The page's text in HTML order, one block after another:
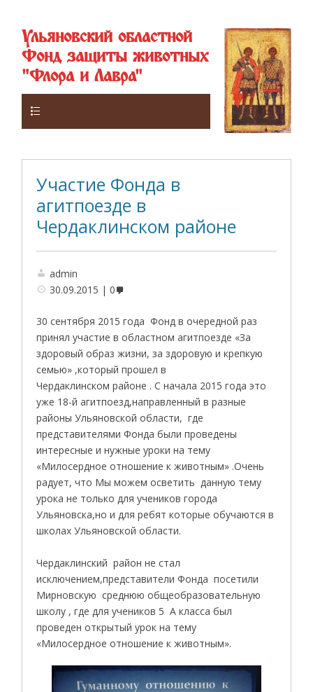
Ульяновский областной
Фонд защиты животных
"Флора и Лавра"
Участие Фонда в
агитпоезде в
Чердаклинском районе
admin
30.09.2015
0
30 сентября 2015 года Фонд в очередной раз
принял участие в областном агитпоезде «За
здоровый образ жизни, за здоровую и крепкую
семью» ,который прошел в
Чердаклинском районе . С начала 2015 года это
уже 18-й агитпоезд,направленный в разные
районы Ульяновской области, где
представителями Фонда были проведены
интересные и нужные уроки на тему
«Милосердное отношение к животным» .Очень
радует, что Мы можем осветить данную тему
урока не только для учеников города
Ульяновска,но и для ребят которые обучаются в
школах Ульяновской области.
Чердаклинский район не стал
исключением,представители Фонда посетили
Мирновскую среднюю общеобразовательную
школу , где для учеников 5 А класса был
проведен открытый урок на тему
«Милосердное отношение к животным».